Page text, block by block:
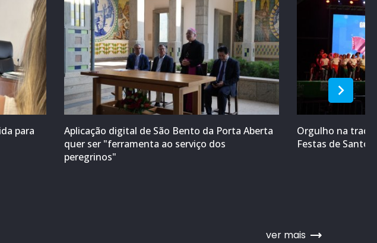
para
Aplicação digital de São Bento da Porta Aberta
quer ser "ferramenta ao serviço dos
peregrinos"
Orgulho na
Festas de Santo
ver mais